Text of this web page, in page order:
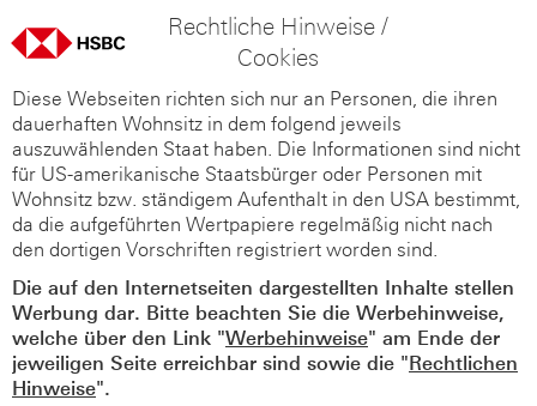
Rechtliche Hinweise /
Cookies
Diese Webseiten richten sich nur an Personen, die ihren
dauerhaften Wohnsitz in dem folgend jeweils
auszuwählenden Staat haben. Die Informationen sind nicht
für US-amerikanische Staatsbürger oder Personen mit
Wohnsitz bzw. ständigem Aufenthalt in den USA bestimmt,
da die aufgeführten Wertpapiere regelmäßig nicht nach
den dortigen Vorschriften registriert worden sind.
Die auf den Internetseiten dargestellten Inhalte stellen
Werbung dar. Bitte beachten Sie die Werbehinweise,
welche über den Link "Werbehinweise" am Ende der
jeweiligen Seite erreichbar sind sowie die "Rechtlichen
Hinweise".